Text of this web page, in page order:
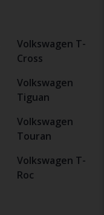
Volkswagen T-
Cross
Volkswagen
Tiguan
Volkswagen
Touran
Volkswagen T-
Roc